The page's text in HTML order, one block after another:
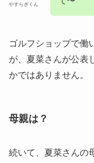
やすらぎくん
ゴルフショップで働
が、夏菜さんが公表
かではありません。
母親は？
続いて、夏菜さんの